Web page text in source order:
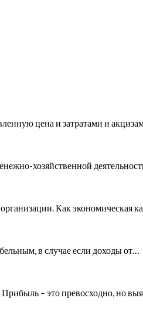
цена и затратами и
хозяйственной
Как экономическая
в случае если доходы от…
– это превосходно, но